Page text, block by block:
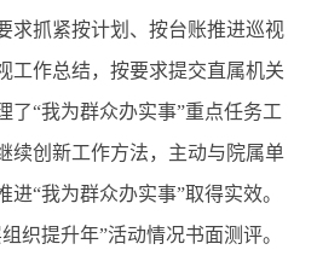
求抓紧按计划、按台账推进巡视
工作总结，按要求提交直属机关
了“我为群众办实事”重点任务工
续创新工作方法，主动与院属单
“我为群众办实事”取得实效。
织提升年”活动情况书面测评。